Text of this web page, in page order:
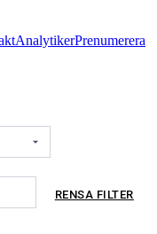
AnalytikerPrenumerera
RENSA FILTER